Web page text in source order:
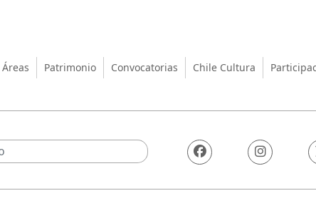
las Artes y el Patrimonio
Áreas Patrimonio Convocatorias Chile Cultura